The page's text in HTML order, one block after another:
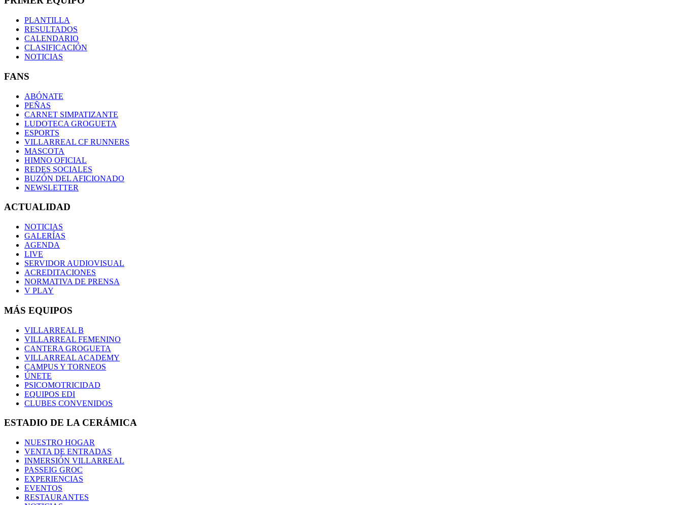
PLANTILLA
RESULTADOS
CALENDARIO
CLASIFICACIÓN
NOTICIAS
FANS
ABÓNATE
PEÑAS
CARNET SIMPATIZANTE
LUDOTECA GROGUETA
ESPORTS
VILLARREAL CF RUNNERS
MASCOTA
HIMNO OFICIAL
REDES SOCIALES
BUZÓN DEL AFICIONADO
NEWSLETTER
ACTUALIDAD
NOTICIAS
GALERÍAS
AGENDA
LIVE
SERVIDOR AUDIOVISUAL
ACREDITACIONES
NORMATIVA DE PRENSA
V PLAY
MÁS EQUIPOS
VILLARREAL B
VILLARREAL FEMENINO
CANTERA GROGUETA
VILLARREAL ACADEMY
CAMPUS Y TORNEOS
ÚNETE
PSICOMOTRICIDAD
EQUIPOS EDI
CLUBES CONVENIDOS
ESTADIO DE LA CERÁMICA
NUESTRO HOGAR
VENTA DE ENTRADAS
INMERSIÓN VILLARREAL
PASSEIG GROC
EXPERIENCIAS
EVENTOS
RESTAURANTES